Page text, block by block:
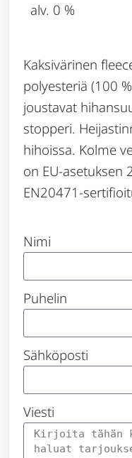
alv. 0 %
Kaksivärinen
polyesteriä (100
joustavat
stopperi.
hihoissa. Kolme
on EU-asetuksen
EN20471-
Nimi
Puhelin
Sähköposti
Viesti